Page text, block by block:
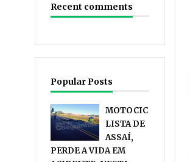
Recent comments
Popular Posts
MOTOCIC
LISTA DE
ASSAÍ,
PERDE A VIDA EM